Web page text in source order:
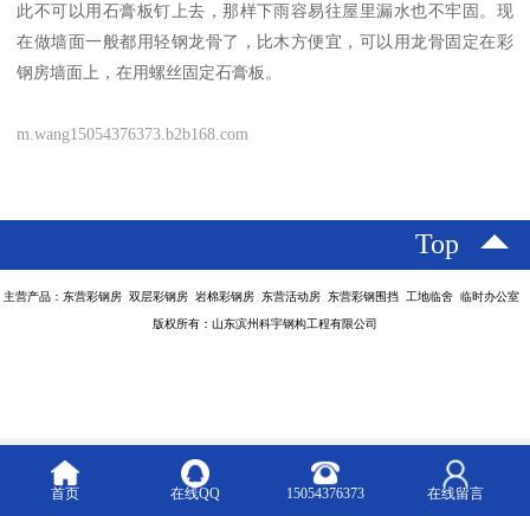
此不可以用石膏板钉上去，那样下雨容易往屋里漏水也不牢固。现
在做墙面一般都用轻钢龙骨了，比木方便宜，可以用龙骨固定在彩
钢房墙面上，在用螺丝固定石膏板。
m.wang15054376373.b2b168.com
Top
主营产品：东营彩钢房 双层彩钢房 岩棉彩钢房 东营活动房 东营彩钢围挡 工地临舍 临时办公室
版权所有：山东滨州科宇钢构工程有限公司
首页 在线QQ 15054376373 在线留言